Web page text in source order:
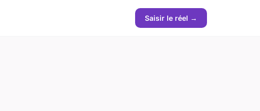
Saisir le réel →